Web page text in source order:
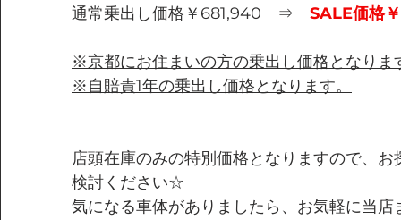
通常乗出し価格￥681,940　⇒ SALE価格
※京都にお住まいの方の乗出し価格となりま
※自賠責1年の乗出し価格となります。
店頭在庫のみの特別価格となりますので、
検討ください☆
気になる車体がありましたら、お気軽に当